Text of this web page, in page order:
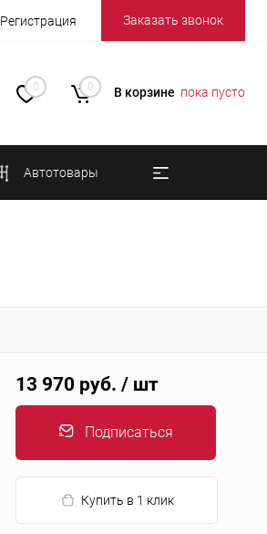
Регистрация Заказать звонок
0 0 В корзине пока пусто
Автотовары
13 970 руб. / шт
Подписаться
Купить в 1 клик